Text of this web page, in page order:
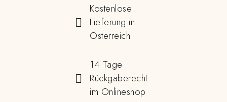
Kostenlose
Lieferung in
Österreich
14 Tage
Rückgaberecht
im Onlineshop